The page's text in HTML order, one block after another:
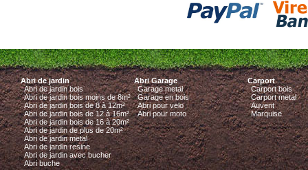
Abri de jardin
Abri de jardin bois
Abri de jardin bois moins de 8m²
Abri de jardin bois de 8 à 12m²
Abri de jardin bois de 12 à 16m²
Abri de jardin bois de 16 à 20m²
Abri de jardin de plus de 20m²
Abri de jardin metal
Abri de jardin resine
Abri de jardin avec bucher
Abri buche
Abri Garage
Garage metal
Garage en bois
Abri pour velo
Abri pour moto
Carport
Carport bois
Carport metal
Auvent
Marquise